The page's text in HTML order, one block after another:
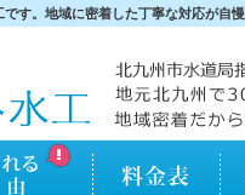
す。地域に密着した丁寧な対応が自